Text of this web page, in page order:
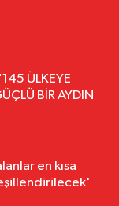
ÜLKEYE
BİR AYDIN
en kısa